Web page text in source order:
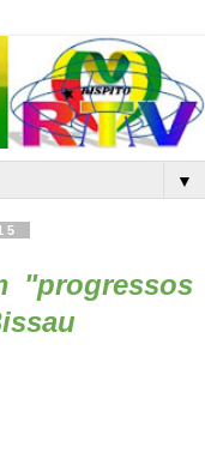
▼
"progressos